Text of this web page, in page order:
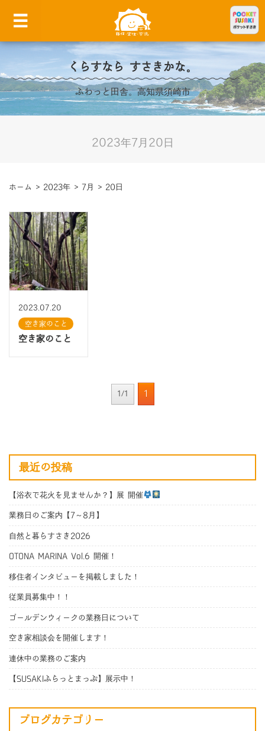
くらすなら すさきかな。
ふわっと田舎。高知県須崎市
2023年7月20日
ホーム > 2023年 > 7月 > 20日
2023.07.20
空き家のこと
空き家のこと
1/1 1
最近の投稿
【浴衣で花火を見ませんか？】展 開催
業務日のご案内【7～8月】
自然と暮らすさき2026
OTONA MARINA Vol.6 開催！
移住者インタビューを掲載しました！
従業員募集中！！
ゴールデンウィークの業務日について
空き家相談会を開催します！
連休中の業務のご案内
【SUSAKIふらっとまっぷ】展示中！
ブログカテゴリー